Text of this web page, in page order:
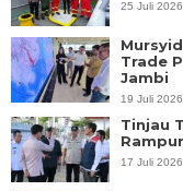
25 Juli
Trade
Jambi
19 Juli
Tinjau
17 Juli